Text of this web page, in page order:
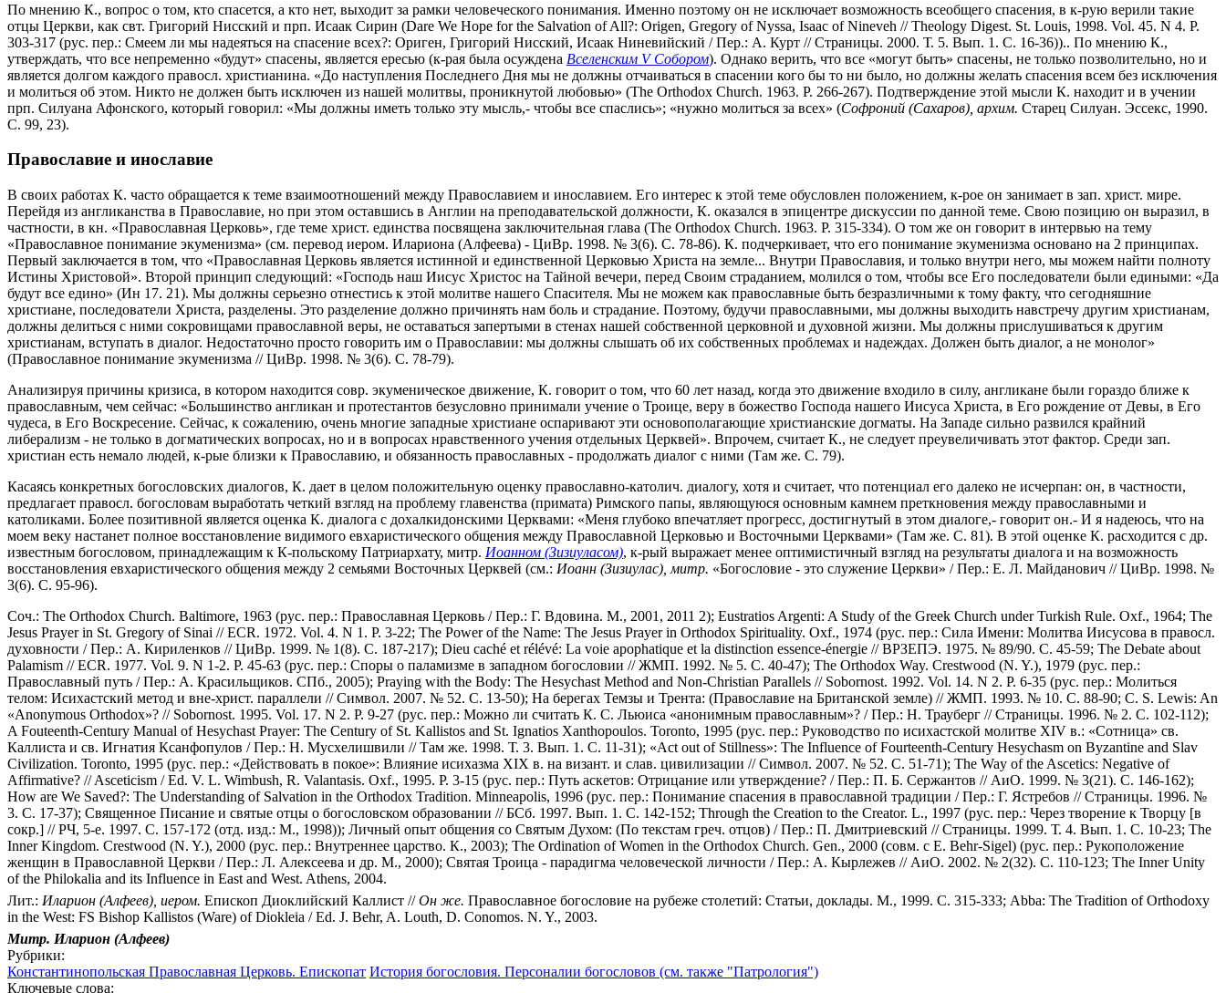
По мнению К., вопрос о том, кто спасется, а кто нет, выходит за рамки человеческого понимания. Именно поэтому он не исключает возможность всеобщего спасения, в к-рую верили такие
отцы Церкви, как свт. Григорий Нисский и прп. Исаак Сирин (Dare We Hope for the Salvation of All?: Origen, Gregory of Nyssa, Isaac of Nineveh // Theology Digest. St. Louis, 1998. Vol. 45. N 4. P.
303-317 (рус. пер.: Смеем ли мы надеяться на спасение всех?: Ориген, Григорий Нисский, Исаак Ниневийский / Пер.: А. Курт // Страницы. 2000. Т. 5. Вып. 1. С. 16-36)).. По мнению К.,
утверждать, что все непременно «будут» спасены, является ересью (к-рая была осуждена Вселенским V Собором). Однако верить, что все «могут быть» спасены, не только позволительно, но и
является долгом каждого правосл. христианина. «До наступления Последнего Дня мы не должны отчаиваться в спасении кого бы то ни было, но должны желать спасения всем без исключения
и молиться об этом. Никто не должен быть исключен из нашей молитвы, проникнутой любовью» (The Orthodox Church. 1963. P. 266-267). Подтверждение этой мысли К. находит и в учении
прп. Силуана Афонского, который говорил: «Мы должны иметь только эту мысль,- чтобы все спаслись»; «нужно молиться за всех» (Софроний (Сахаров), архим. Старец Силуан. Эссекс, 1990.
С. 99, 23).
Православие и инославие
В своих работах К. часто обращается к теме взаимоотношений между Православием и инославием. Его интерес к этой теме обусловлен положением, к-рое он занимает в зап. христ. мире.
Перейдя из англиканства в Православие, но при этом оставшись в Англии на преподавательской должности, К. оказался в эпицентре дискуссии по данной теме. Свою позицию он выразил, в
частности, в кн. «Православная Церковь», где теме христ. единства посвящена заключительная глава (The Orthodox Church. 1963. P. 315-334). О том же он говорит в интервью на тему
«Православное понимание экуменизма» (см. перевод иером. Илариона (Алфеева) - ЦиВр. 1998. № 3(6). С. 78-86). К. подчеркивает, что его понимание экуменизма основано на 2 принципах.
Первый заключается в том, что «Православная Церковь является истинной и единственной Церковью Христа на земле... Внутри Православия, и только внутри него, мы можем найти полноту
Истины Христовой». Второй принцип следующий: «Господь наш Иисус Христос на Тайной вечери, перед Своим страданием, молился о том, чтобы все Его последователи были едиными: «Да
будут все едино» (Ин 17. 21). Мы должны серьезно отнестись к этой молитве нашего Спасителя. Мы не можем как православные быть безразличными к тому факту, что сегодняшние
христиане, последователи Христа, разделены. Это разделение должно причинять нам боль и страдание. Поэтому, будучи православными, мы должны выходить навстречу другим христианам,
должны делиться с ними сокровищами православной веры, не оставаться запертыми в стенах нашей собственной церковной и духовной жизни. Мы должны прислушиваться к другим
христианам, вступать в диалог. Недостаточно просто говорить им о Православии: мы должны слышать об их собственных проблемах и надеждах. Должен быть диалог, а не монолог»
(Православное понимание экуменизма // ЦиВр. 1998. № 3(6). С. 78-79).
Анализируя причины кризиса, в котором находится совр. экуменическое движение, К. говорит о том, что 60 лет назад, когда это движение входило в силу, англикане были гораздо ближе к
православным, чем сейчас: «Большинство англикан и протестантов безусловно принимали учение о Троице, веру в божество Господа нашего Иисуса Христа, в Его рождение от Девы, в Его
чудеса, в Его Воскресение. Сейчас, к сожалению, очень многие западные христиане оспаривают эти основополагающие христианские догматы. На Западе сильно развился крайний
либерализм - не только в догматических вопросах, но и в вопросах нравственного учения отдельных Церквей». Впрочем, считает К., не следует преувеличивать этот фактор. Среди зап.
христиан есть немало людей, к-рые близки к Православию, и обязанность православных - продолжать диалог с ними (Там же. С. 79).
Касаясь конкретных богословских диалогов, К. дает в целом положительную оценку православно-католич. диалогу, хотя и считает, что потенциал его далеко не исчерпан: он, в частности,
предлагает правосл. богословам выработать четкий взгляд на проблему главенства (примата) Римского папы, являющуюся основным камнем преткновения между православными и
католиками. Более позитивной является оценка К. диалога с дохалкидонскими Церквами: «Меня глубоко впечатляет прогресс, достигнутый в этом диалоге,- говорит он.- И я надеюсь, что на
моем веку настанет полное восстановление видимого евхаристического общения между Православной Церковью и Восточными Церквами» (Там же. С. 81). В этой оценке К. расходится с др.
известным богословом, принадлежащим к К-польскому Патриархату, митр. Иоанном (Зизиуласом), к-рый выражает менее оптимистичный взгляд на результаты диалога и на возможность
восстановления евхаристического общения между 2 семьями Восточных Церквей (см.: Иоанн (Зизиулас), митр. «Богословие - это служение Церкви» / Пер.: Е. Л. Майданович // ЦиВр. 1998. №
3(6). С. 95-96).
Соч.: The Orthodox Church. Baltimore, 1963 (рус. пер.: Православная Церковь / Пер.: Г. Вдовина. М., 2001, 2011 2); Eustratios Argenti: A Study of the Greek Church under Turkish Rule. Oxf., 1964; The
Jesus Prayer in St. Gregory of Sinai // ECR. 1972. Vol. 4. N 1. P. 3-22; The Power of the Name: The Jesus Prayer in Orthodox Spirituality. Oxf., 1974 (рус. пер.: Сила Имени: Молитва Иисусова в правосл.
духовности / Пер.: А. Кириленков // ЦиВр. 1999. № 1(8). С. 187-217); Dieu caché et rélévé: La voie apophatique et la distinction essence-énergie // ВРЗЕПЭ. 1975. № 89/90. С. 45-59; The Debate about
Palamism // ECR. 1977. Vol. 9. N 1-2. P. 45-63 (рус. пер.: Споры о паламизме в западном богословии // ЖМП. 1992. № 5. С. 40-47); The Orthodox Way. Crestwood (N. Y.), 1979 (рус. пер.:
Православный путь / Пер.: А. Красильщиков. СПб., 2005); Praying with the Body: The Hesychast Method and Non-Christian Parallels // Sobornost. 1992. Vol. 14. N 2. P. 6-35 (рус. пер.: Молиться
телом: Исихастский метод и вне-христ. параллели // Символ. 2007. № 52. С. 13-50); На берегах Темзы и Трента: (Православие на Британской земле) // ЖМП. 1993. № 10. С. 88-90; C. S. Lewis: An
«Anonymous Orthodox»? // Sobornost. 1995. Vol. 17. N 2. P. 9-27 (рус. пер.: Можно ли считать К. С. Льюиса «анонимным православным»? / Пер.: Н. Трауберг // Страницы. 1996. № 2. С. 102-112);
A Fouteenth-Century Manual of Hesychast Prayer: The Century of St. Kallistos and St. Ignatios Xanthopoulos. Toronto, 1995 (рус. пер.: Руководство по исихастской молитве XIV в.: «Сотница» св.
Каллиста и св. Игнатия Ксанфопулов / Пер.: Н. Мусхелишвили // Там же. 1998. Т. 3. Вып. 1. С. 11-31); «Act out of Stillness»: The Influence of Fourteenth-Century Hesychasm on Byzantine and Slav
Civilization. Toronto, 1995 (рус. пер.: «Действовать в покое»: Влияние исихазма XIX в. на визант. и слав. цивилизации // Символ. 2007. № 52. С. 51-71); The Way of the Ascetics: Negative of
Affirmative? // Asceticism / Ed. V. L. Wimbush, R. Valantasis. Oxf., 1995. P. 3-15 (рус. пер.: Путь аскетов: Отрицание или утверждение? / Пер.: П. Б. Сержантов // АиО. 1999. № 3(21). С. 146-162);
How are We Saved?: The Understanding of Salvation in the Orthodox Tradition. Minneapolis, 1996 (рус. пер.: Понимание спасения в православной традиции / Пер.: Г. Ястребов // Страницы. 1996. №
3. С. 17-37); Священное Писание и святые отцы о богословском образовании // БСб. 1997. Вып. 1. С. 142-152; Through the Creation to the Creator. L., 1997 (рус. пер.: Через творение к Творцу [в
сокр.] // РЧ, 5-е. 1997. С. 157-172 (отд. изд.: М., 1998)); Личный опыт общения со Святым Духом: (По текстам греч. отцов) / Пер.: П. Дмитриевский // Страницы. 1999. Т. 4. Вып. 1. С. 10-23; The
Inner Kingdom. Crestwood (N. Y.), 2000 (рус. пер.: Внутреннее царство. К., 2003); The Ordination of Women in the Orthodox Church. Gen., 2000 (совм. с E. Behr-Sigel) (рус. пер.: Рукоположение
женщин в Православной Церкви / Пер.: Л. Алексеева и др. М., 2000); Святая Троица - парадигма человеческой личности / Пер.: А. Кырлежев // АиО. 2002. № 2(32). С. 110-123; The Inner Unity
of the Philokalia and its Influence in East and West. Athens, 2004.
Лит.: Иларион (Алфеев), иером. Епископ Диоклийский Каллист //Он же. Православное богословие на рубеже столетий: Статьи, доклады. М., 1999. С. 315-333; Abba: The Tradition of Orthodoxy
in the West: FS Bishop Kallistos (Ware) of Diokleia / Ed. J. Behr, A. Louth, D. Conomos. N. Y., 2003.
Митр. Иларион (Алфеев)
Рубрики:
Константинопольская Православная Церковь. Епископат История богословия. Персоналии богословов (см. также "Патрология")
Ключевые слова: